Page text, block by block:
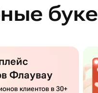
Флаувау
клиентов в 30+